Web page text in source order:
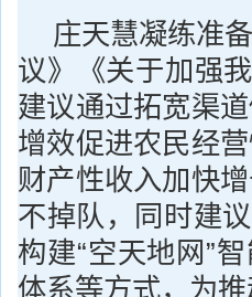
庄天慧凝练准
议》《关于加强
建议通过拓宽渠
增效促进农民经
财产性收入加快
不掉队，同时建
构建“空天地网”
体系等方式，为